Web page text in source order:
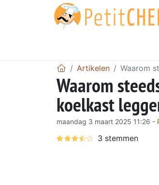
Artikelen Waarom
Waarom
koelkast
maandag 3 maart 2025 11:26 -